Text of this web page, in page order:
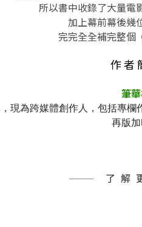
所以書中收錄了大量電
加上幕前幕後幾
完完全全補完整個
作 者
筆
現為跨媒體創作人，包括專
再版加
了解